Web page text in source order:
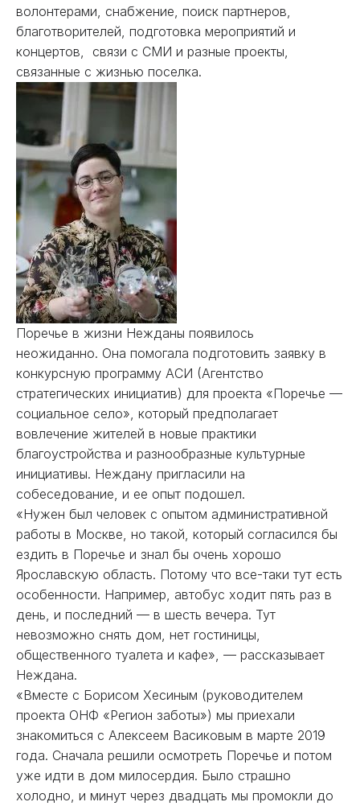
волонтерами, снабжение, поиск партнеров,
благотворителей, подготовка мероприятий и
концертов, связи с СМИ и разные проекты,
связанные с жизнью поселка.
Поречье в жизни Нежданы появилось
неожиданно. Она помогала подготовить заявку в
конкурсную программу АСИ (Агентство
стратегических инициатив) для проекта «Поречье —
социальное село», который предполагает
вовлечение жителей в новые практики
благоустройства и разнообразные культурные
инициативы. Неждану пригласили на
собеседование, и ее опыт подошел.
«Нужен был человек с опытом административной
работы в Москве, но такой, который согласился бы
ездить в Поречье и знал бы очень хорошо
Ярославскую область. Потому что все-таки тут есть
особенности. Например, автобус ходит пять раз в
день, и последний — в шесть вечера. Тут
невозможно снять дом, нет гостиницы,
общественного туалета и кафе», — рассказывает
Неждана.
«Вместе с Борисом Хесиным (руководителем
проекта ОНФ «Регион заботы») мы приехали
знакомиться с Алексеем Васиковым в марте 2019
года. Сначала решили осмотреть Поречье и потом
уже идти в дом милосердия. Было страшно
холодно, и минут через двадцать мы промокли до